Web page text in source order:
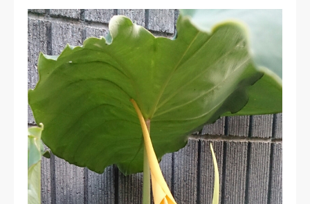
イベント情報
会社概要